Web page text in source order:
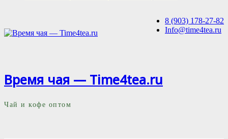
8 (903) 178-27-82
Info@time4tea.ru
Время чая — Time4tea.ru
Чай и кофе оптом